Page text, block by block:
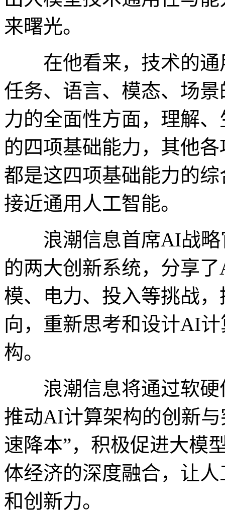
来曙光。
在他看来，技术的通
任务、语言、模态、场
力的全面性方面，理解
的四项基础能力，其他
都是这四项基础能力的
接近通用人工智能。
浪潮信息首席AI战略
的两大创新系统，分享
模、电力、投入等挑战
向，重新思考和设计AI
构。
浪潮信息将通过软硬
推动AI计算架构的创新
速降本”，积极促进大模
体经济的深度融合，让
和创新力。